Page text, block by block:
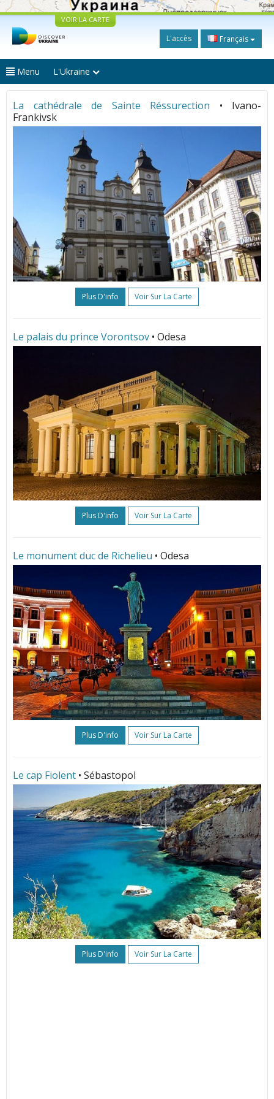
VOIR LA CARTE
L'accès Français
Menu L'Ukraine
La cathédrale de Sainte Réssurection
• Ivano-
Frankivsk
Plus D'info Voir Sur La Carte
Le palais du prince Vorontsov • Odesa
Plus D'info Voir Sur La Carte
Le monument duc de Richelieu • Odesa
Plus D'info Voir Sur La Carte
Le cap Fiolent • Sébastopol
Plus D'info Voir Sur La Carte